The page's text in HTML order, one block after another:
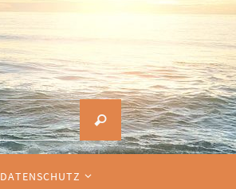
Suchen
nach:
Suchen
DATENSCHUTZ